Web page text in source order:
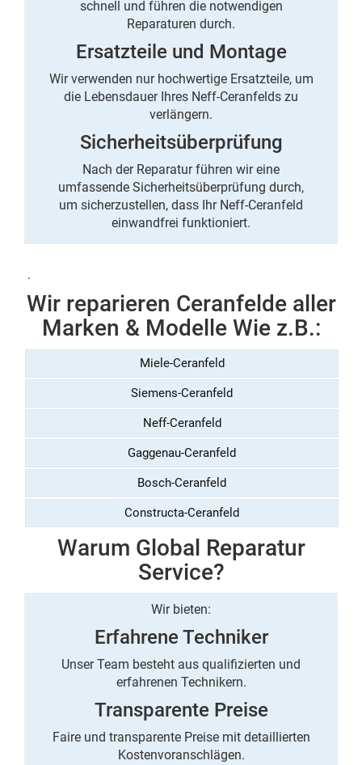
schnell und führen die notwendigen
Reparaturen durch.
Ersatzteile und Montage
Wir verwenden nur hochwertige Ersatzteile, um
die Lebensdauer Ihres Neff-Ceranfelds zu
verlängern.
Sicherheitsüberprüfung
Nach der Reparatur führen wir eine
umfassende Sicherheitsüberprüfung durch,
um sicherzustellen, dass Ihr Neff-Ceranfeld
einwandfrei funktioniert.
.
Wir reparieren Ceranfelde aller
Marken & Modelle Wie z.B.:
Miele-Ceranfeld
Siemens-Ceranfeld
Neff-Ceranfeld
Gaggenau-Ceranfeld
Bosch-Ceranfeld
Constructa-Ceranfeld
Warum Global Reparatur
Service?
Wir bieten:
Erfahrene Techniker
Unser Team besteht aus qualifizierten und
erfahrenen Technikern.
Transparente Preise
Faire und transparente Preise mit detaillierten
Kostenvoranschlägen.